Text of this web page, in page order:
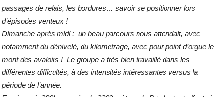
passages de relais, les bordures… savoir se positionner lors
d’épisodes venteux !
Dimanche après midi : un beau parcours nous attendait, avec
notamment du dénivelé, du kilométrage, avec pour point d’orgue le
mont des avaloirs ! Le groupe a très bien travaillé dans les
différentes difficultés, à des intensités intéressantes versus la
période de l’année.